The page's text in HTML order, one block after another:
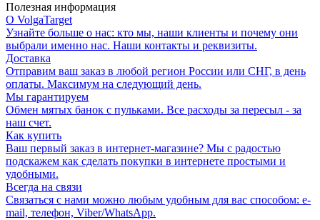
Полезная информация
О VolgaTarget
Узнайте больше о нас: кто мы, наши клиенты и почему они
выбрали именно нас. Наши контакты и реквизиты.
Доставка
Отправим ваш заказ в любой регион России или СНГ, в день
оплаты. Максимум на следующий день.
Мы гарантируем
Обмен мятых банок с пульками. Все расходы за пересыл - за
наш счет.
Как купить
Ваш первый заказ в интернет-магазине? Мы с радостью
подскажем как сделать покупки в интернете простыми и
удобными.
Всегда на связи
Связаться с нами можно любым удобным для вас способом: e-
mail, телефон, Viber/WhatsApp.